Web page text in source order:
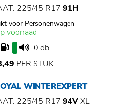
225/45 R17 91H
voor Personenwagen
voorraad
0 db
PER STUK
WINTEREXPERT
225/45 R17 94VXL